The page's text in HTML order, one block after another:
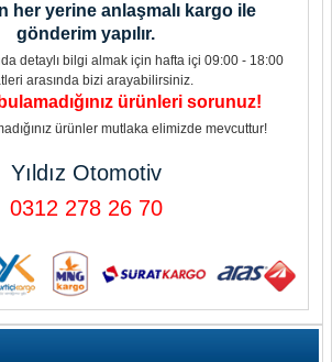
her yerine anlaşmalı kargo ile
gönderim yapılır.
detaylı bilgi almak için hafta içi 09:00 - 18:00
arasında bizi arayabilirsiniz.
ürünleri sorunuz!
ürünler mutlaka elimizde mevcuttur!
Yıldız Otomotiv
0312 278 26 70